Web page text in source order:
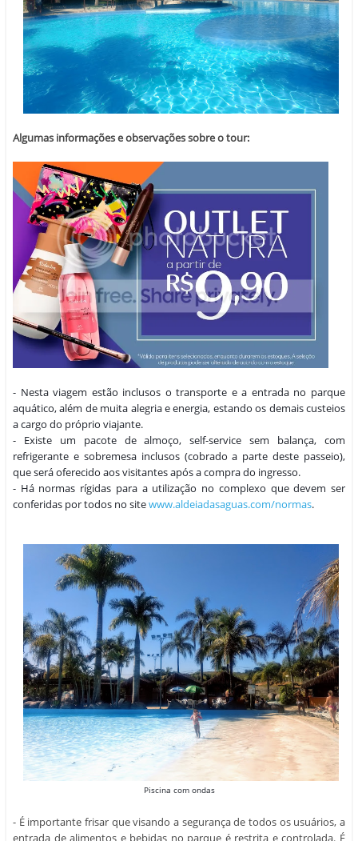
Algumas informações e observações sobre o tour:
- Nesta viagem estão inclusos o transporte e a entrada no parque
aquático, além de muita alegria e energia, estando os demais custeios
a cargo do próprio viajante.
- Existe um pacote de almoço, self-service sem balança, com
refrigerante e sobremesa inclusos (cobrado a parte deste passeio),
que será oferecido aos visitantes após a compra do ingresso.
- Há normas rígidas para a utilização no complexo que devem ser
conferidas por todos no site www.aldeiadasaguas.com/normas.
Piscina com ondas
- É importante frisar quevisando a segurança de todos os usuários, a
entrada de alimentos e bebidas no parque é restrita e controlada. É